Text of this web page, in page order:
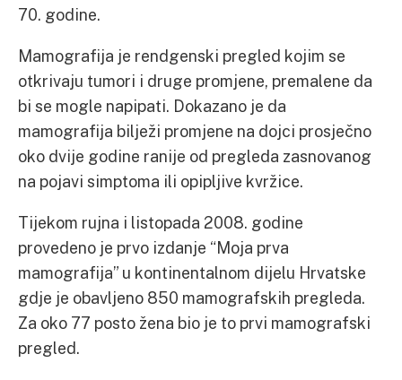
70. godine.
Mamografija je rendgenski pregled kojim se
otkrivaju tumori i druge promjene, premalene da
bi se mogle napipati. Dokazano je da
mamografija bilježi promjene na dojci prosječno
oko dvije godine ranije od pregleda zasnovanog
na pojavi simptoma ili opipljive kvržice.
Tijekom rujna i listopada 2008. godine
provedeno je prvo izdanje “Moja prva
mamografija” u kontinentalnom dijelu Hrvatske
gdje je obavljeno 850 mamografskih pregleda.
Za oko 77 posto žena bio je to prvi mamografski
pregled.